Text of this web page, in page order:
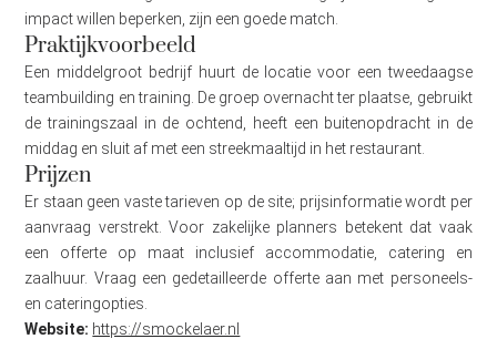
impact willen beperken, zijn een goede match.
Praktijkvoorbeeld
Een middelgroot bedrijf huurt de locatie voor een tweedaagse
teambuilding en training. De groep overnacht ter plaatse, gebruikt
de trainingszaal in de ochtend, heeft een buitenopdracht in de
middag en sluit af met een streekmaaltijd in het restaurant.
Prijzen
Er staan geen vaste tarieven op de site; prijsinformatie wordt per
aanvraag verstrekt. Voor zakelijke planners betekent dat vaak
een offerte op maat inclusief accommodatie, catering en
zaalhuur. Vraag een gedetailleerde offerte aan met personeels-
en cateringopties.
Website: https://smockelaer.nl